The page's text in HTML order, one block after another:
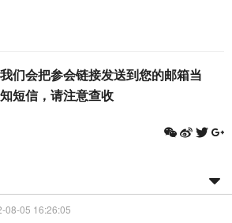
们会把参会链接发送到您的邮箱当
短信，请注意查收
08-05 16:26:05